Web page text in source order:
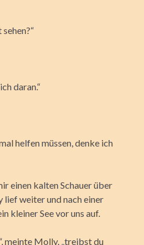
daran.“
helfen müssen, denke ich
einen kalten Schauer über
lief weiter und nach einer
kleiner See vor uns auf.
meinte Molly, „treibst du